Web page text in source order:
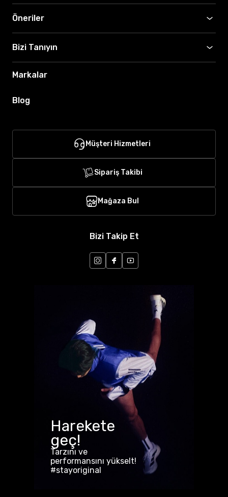
Öneriler
Bizi Tanıyın
Markalar
Blog
Müşteri Hizmetleri
Sipariş Takibi
Mağaza Bul
Bizi Takip Et
Harekete
geç!
Tarzını ve
performansını yükselt!
#stayoriginal